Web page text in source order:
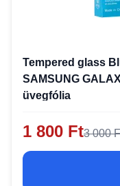
Tempered glass
SAMSUNG
üvegfólia
1 800 Ft3 000